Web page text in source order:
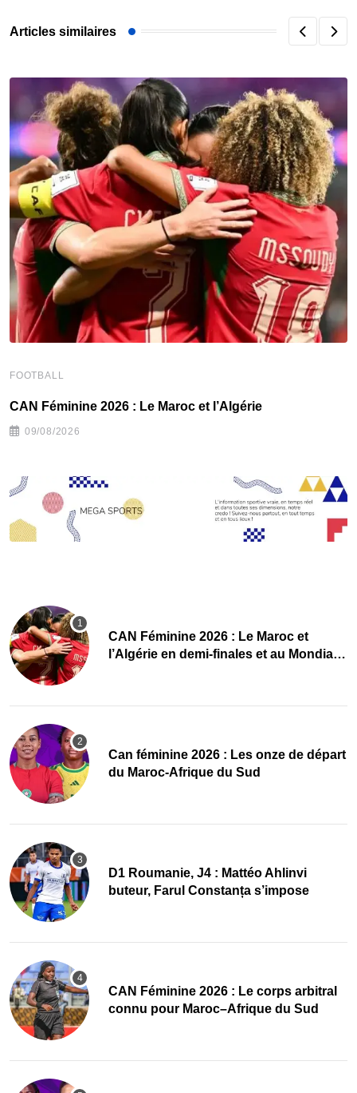
Articles similaires
FOOTBALL
CAN Féminine 2026 : Le Maroc et l’Algérie
09/08/2026
CAN Féminine 2026 : Le Maroc et
l’Algérie en demi-finales et au Mondial
‎Can féminine 2026 : Les onze de départ
du Maroc-Afrique du Sud
D1 Roumanie, J4 : Mattéo Ahlinvi
buteur, Farul Constanța s’impose
‎CAN Féminine 2026 : Le corps arbitral
connu pour Maroc–Afrique du Sud